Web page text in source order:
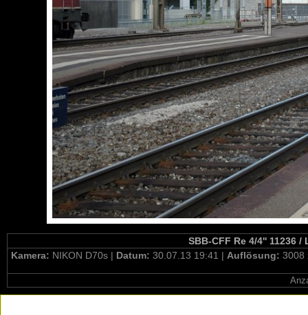
SBB-CFF Re 4/4'' 11236 /
Kamera: NIKON D70s | Datum: 30.07.13 19:41 | Auflösung: 3008